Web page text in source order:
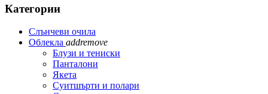
Категории
Слънчеви очила
Облекла addremove
Блузи и тениски
Панталони
Якета
Суитшърти и полари